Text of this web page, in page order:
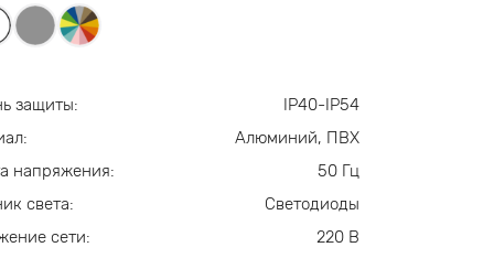
защиты:
IP40-IP54
Алюминий, ПВХ
напряжения:
50 Гц
света:
Светодиоды
сети:
220 В